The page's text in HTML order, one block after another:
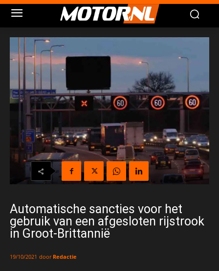
Automatische sancties voor het
gebruik van een afgesloten rijstrook
in Groot-Brittannië
19/10/2021 door Redactie